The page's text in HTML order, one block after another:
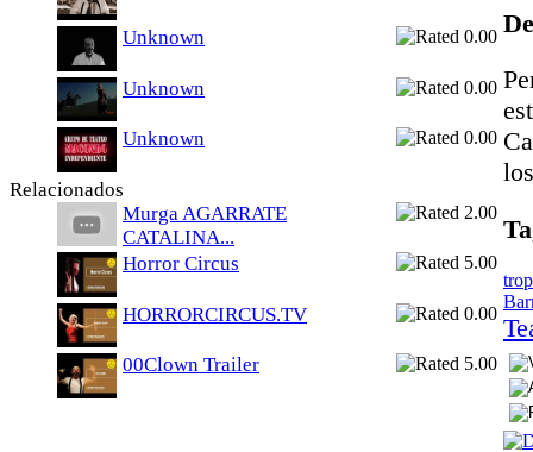
Unknown
Unknown
Unknown
Relacionados
Murga AGARRATE
CATALINA...
Horror Circus
HORRORCIRCUS.TV
00Clown Trailer